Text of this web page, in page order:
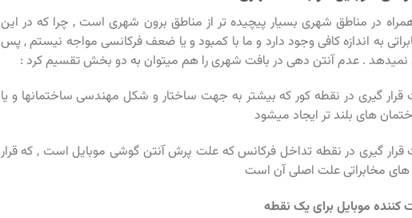
در مناطق شهری بسیار پیچیده تر از مناطق برون شهری است , چرا که در این
به اندازه کافی وجود دارد و ما با کمبود و یا ضعف فرکانسی مواجه نیستم , پس
نمیدهد . عدم آنتن دهی در بافت شهری را هم میتوان به دو بخش تقسیم کرد :
گیری در نقطه کور که بیشتر به جهت ساختار و شکل مهندسی ساختمانها و یا
های بلند تر ایجاد میشود
گیری در نقطه تداخل فرکانس که علت پرش آنتن گوشی موبایل است , که قرار
مخابراتی علت اصلی آن است
کننده موبایل برای یک نقطه